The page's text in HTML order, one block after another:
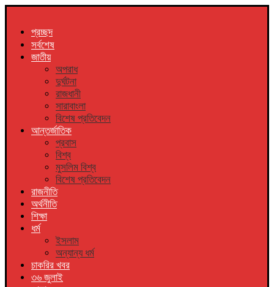
প্রচ্ছদ
সর্বশেষ
জাতীয়
অপরাধ
দুর্ঘটনা
রাজধানী
সারাবাংলা
বিশেষ প্রতিবেদন
আন্তর্জাতিক
প্রবাস
বিশ্ব
মুসলিম বিশ্ব
বিশেষ প্রতিবেদন
রাজনীতি
অর্থনীতি
শিক্ষা
ধর্ম
ইসলাম
অন্যান্য ধর্ম
চাকরির খবর
৩৬ জুলাই